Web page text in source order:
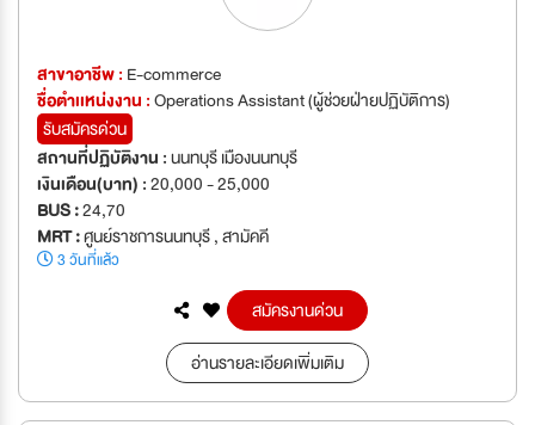
สาขาอาชีพ : E-commerce
ชื่อตำเเหน่งงาน :Operations Assistant (ผู้ช่วยฝ่ายปฏิบัติการ)
รับสมัครด่วน
สถานที่ปฏิบัติงาน :นนทบุรี เมืองนนทบุรี
เงินเดือน(บาท) :20,000 - 25,000
BUS :24,70
MRT :ศูนย์ราชการนนทบุรี , สามัคคี
3 วันที่แล้ว
สมัครงานด่วน
อ่านรายละเอียดเพิ่มเติม